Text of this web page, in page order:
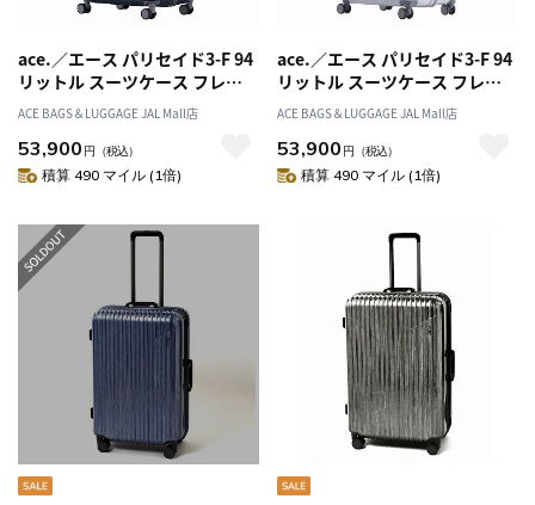
ace.／エース パリセイド3-F 94
リットル スーツケース フレー
ムタイプ 05053
ACE BAGS＆LUGGAGE JAL Mall店
53,900 円 （税込）
積算 490 マイル (1倍)
ace.／エース パリセイド3-F 94
リットル スーツケース フレー
ムタイプ 05053
ACE BAGS＆LUGGAGE JAL Mall店
53,900 円 （税込）
積算 490 マイル (1倍)